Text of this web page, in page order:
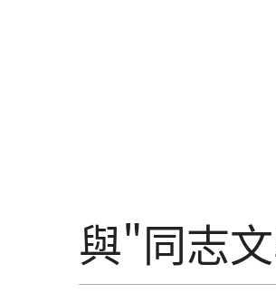
與"同志